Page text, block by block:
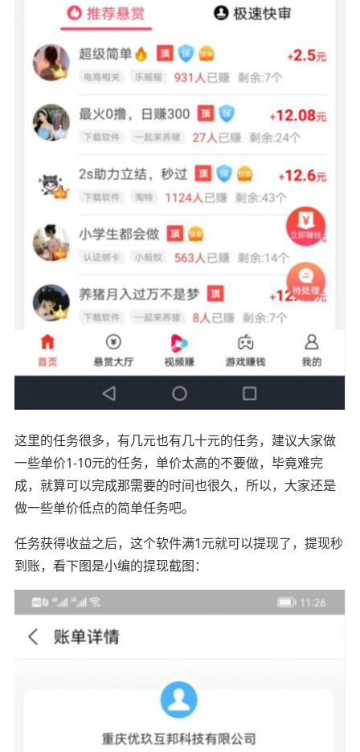
这里的任务很多，有几元也有几十元的任务，建议大家做
一些单价1-10元的任务，单价太高的不要做，毕竟难完
成，就算可以完成那需要的时间也很久，所以，大家还是
做一些单价低点的简单任务吧。
任务获得收益之后，这个软件满1元就可以提现了，提现秒
到账，看下图是小编的提现截图：